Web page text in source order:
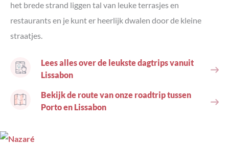
het brede strand liggen tal van leuke terrasjes en
restaurants en je kunt er heerlijk dwalen door de kleine
straatjes.
Lees alles over de leukste dagtrips vanuit
Lissabon
Bekijk de route van onze roadtrip tussen
Porto en Lissabon